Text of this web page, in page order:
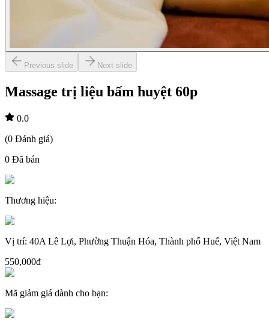
Previous slide Next slide
Massage trị liệu bấm huyệt 60p
0.0
(0 Đánh giá)
0 Đã bán
Thương hiệu:
Vị trí: 40A Lê Lợi, Phường Thuận Hóa, Thành phố Huế, Việt Nam
550,000đ
Mã giảm giá dành cho bạn: